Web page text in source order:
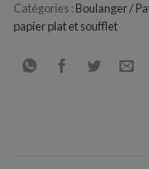
Catégories : Boulanger /
papier plat et soufflet